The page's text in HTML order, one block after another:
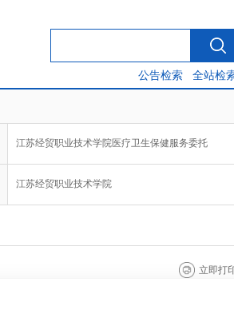
全站检
公告检索
江苏经贸职业技术学院医疗卫生保健服务委托
江苏经贸职业技术学院
立即打